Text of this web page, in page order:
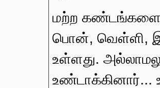
மற்ற கண்டங்களைப்
பொன், வெள்ளி,
உள்ளது.
உண்டாக்கினார்...